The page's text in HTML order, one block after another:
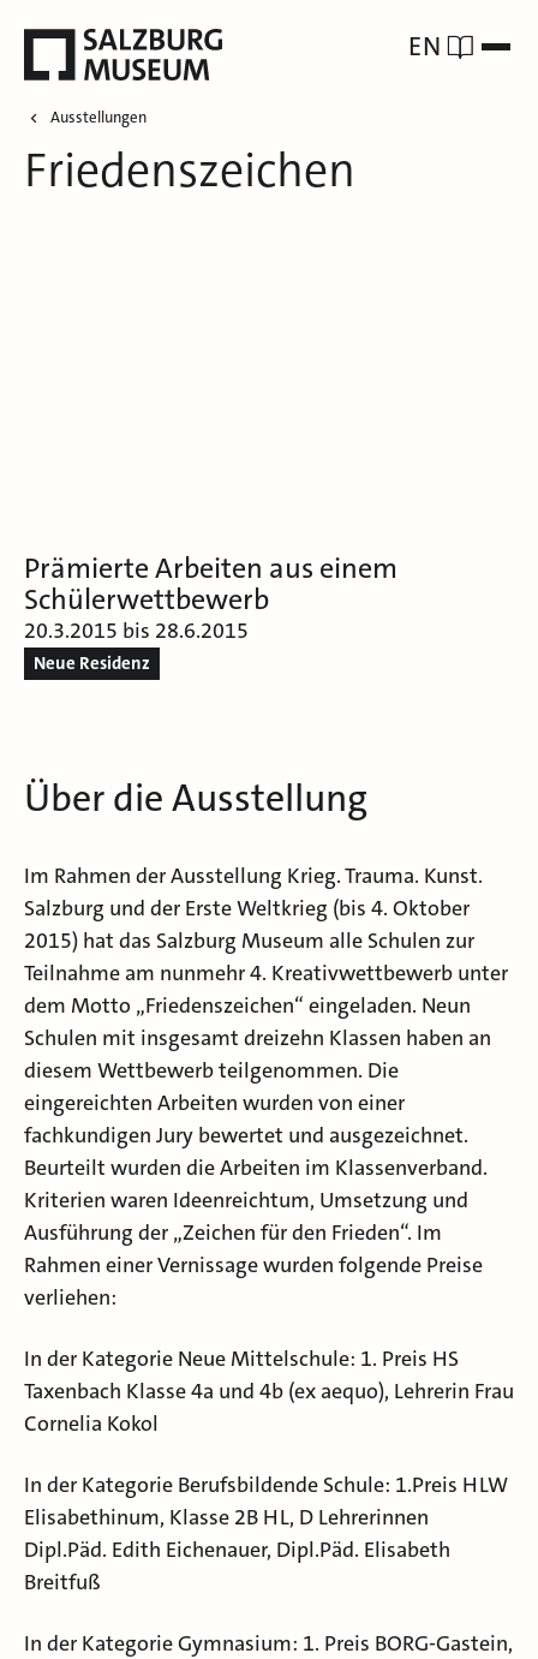
EN
Ausstellungen
Friedenszeichen
Prämierte Arbeiten aus einem
Schülerwettbewerb
20.3.2015 bis 28.6.2015
Neue Residenz
Über die Ausstellung
Im Rahmen der Ausstellung Krieg. Trauma. Kunst.
Salzburg und der Erste Weltkrieg (bis 4. Oktober
2015) hat das Salzburg Museum alle Schulen zur
Teilnahme am nunmehr 4. Kreativwettbewerb unter
dem Motto „Friedenszeichen“ eingeladen. Neun
Schulen mit insgesamt dreizehn Klassen haben an
diesem Wettbewerb teilgenommen. Die
eingereichten Arbeiten wurden von einer
fachkundigen Jury bewertet und ausgezeichnet.
Beurteilt wurden die Arbeiten im Klassenverband.
Kriterien waren Ideenreichtum, Umsetzung und
Ausführung der „Zeichen für den Frieden“. Im
Rahmen einer Vernissage wurden folgende Preise
verliehen:
In der Kategorie Neue Mittelschule: 1. Preis HS
Taxenbach Klasse 4a und 4b (ex aequo), Lehrerin Frau
Cornelia Kokol
In der Kategorie Berufsbildende Schule: 1.Preis HLW
Elisabethinum, Klasse 2B HL, D Lehrerinnen
Dipl.Päd. Edith Eichenauer, Dipl.Päd. Elisabeth
Breitfuß
In der Kategorie Gymnasium: 1. Preis BORG-Gastein,